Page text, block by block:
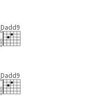
Dadd9
Dadd9